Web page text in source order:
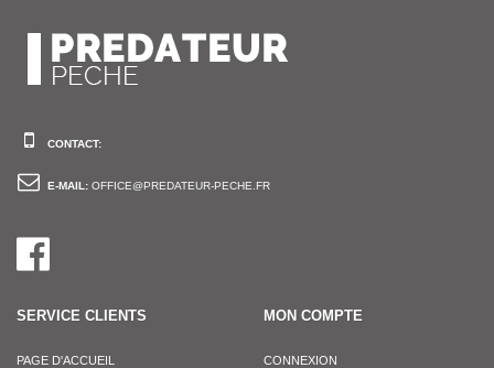
CONTACT:
E-MAIL: OFFICE@PREDATEUR-PECHE.FR
SERVICE CLIENTS
PAGE D'ACCUEIL
MON COMPTE
CONNEXION